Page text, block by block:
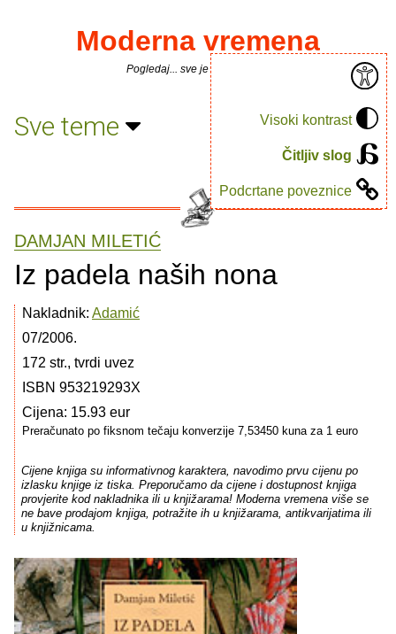
Visoki kontrast
Čitljiv slog
Podcrtane poveznice
Moderna vremena
Pogledaj... sve je puno knjiga.
Sve teme
DAMJAN MILETIĆ
Iz padela naših nona
Nakladnik: Adamić
07/2006.
172 str., tvrdi uvez
ISBN 953219293X
Cijena: 15.93 eur
Preračunato po fiksnom tečaju konverzije 7,53450 kuna za 1 euro
Cijene knjiga su informativnog karaktera, navodimo prvu cijenu po
izlasku knjige iz tiska. Preporučamo da cijene i dostupnost knjiga
provjerite kod nakladnika ili u knjižarama! Moderna vremena više se
ne bave prodajom knjiga, potražite ih u knjižarama, antikvarijatima ili
u knjižnicama.